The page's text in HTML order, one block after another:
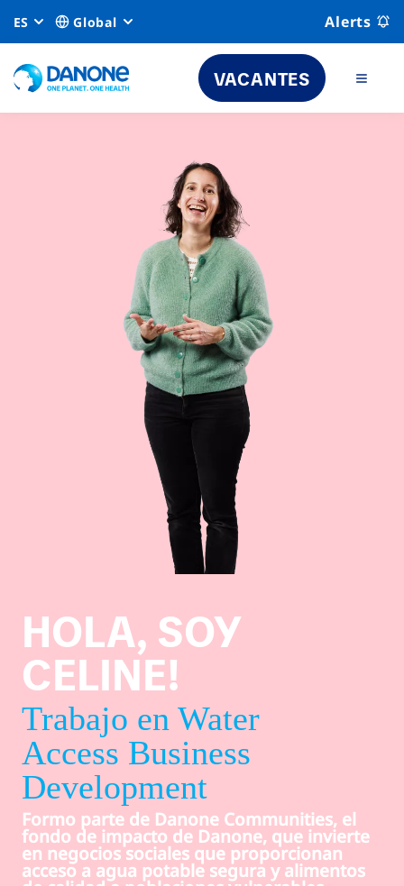
ES Global Alerts
VACANTES
HOLA, SOY
CELINE!
Trabajo en Water
Access Business
Development
Formo parte de Danone Communities, el
fondo de impacto de Danone, que invierte
en negocios sociales que proporcionan
acceso a agua potable segura y alimentos